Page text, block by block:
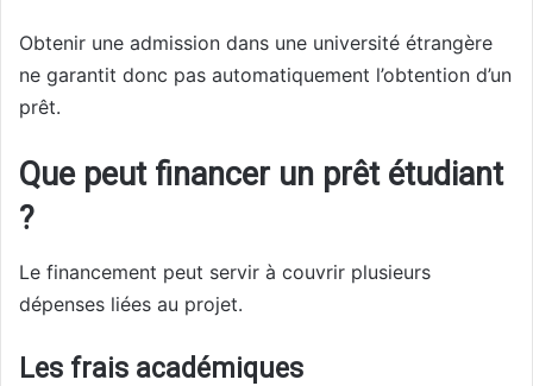
Obtenir une admission dans une université étrangère
ne garantit donc pas automatiquement l’obtention d’un
prêt.
Que peut financer un prêt étudiant
?
Le financement peut servir à couvrir plusieurs
dépenses liées au projet.
Les frais académiques